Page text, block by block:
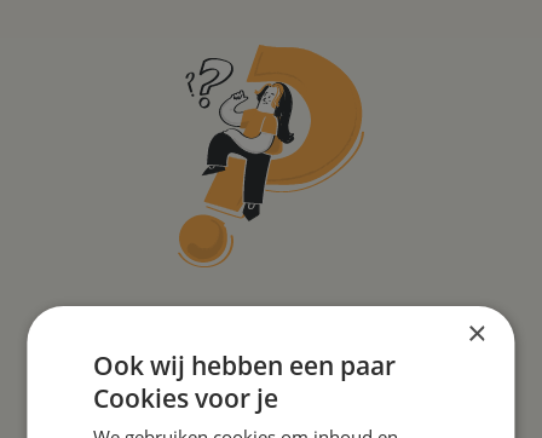
Meer veel gestelde
vragen
×
Ook wij hebben een paar
Cookies voor je